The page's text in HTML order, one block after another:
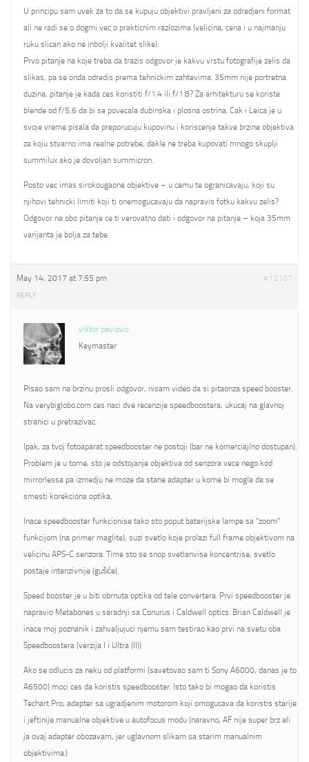
U principu sam uvek za to da se kupuju objektivi pravljeni za odredjeni format
ali ne radi se o dogmi vec o prakticnim razlozima (velicina, cena i u najmanju
ruku slican ako ne inbolji kvalitet slike).
Prvo pitanje na koje treba da trazis odgovor je kakvu vrstu fotografije zelis da
slikas, pa se onda odredis prema tehnickim zahtevima. 35mm nije portretna
duzina, pitanje je kada ces koristiti f/1.4 ili f/1.8? Za arhitekturu se koriste
blende od f/5,6 da bi se povecala dubinska i plosna ostrina. Cak i Leica je u
svoje vreme pisala da preporucuju kupovinu i koriscenje takve brzine objektiva
za koju stvarno ima realne potrebe, dakle ne treba kupovati mnogo skuplji
summilux ako je dovoljan summicron.
Posto vec imas sirokougaone objektive – u cemu te ogranicavaju, koji su
njihovi tehnicki limiti koji ti onemogucavaju da napravis fotku kakvu zelis?
Odgovor na obo pitanje ce ti verovatno dati i odgovor na pitanje – koja 35mm
varijanta je bolja za tebe.
May 14, 2017 at 7:55 pm #12107
REPLY
viktor pavlovic
Keymaster
Pisao sam na brzinu prosli odgovor, nisam video da si pitaonza speed booster.
Na verybiglobo.com ces naci dve recenzije speedboostera, ukucaj na glavnoj
stranici u pretrazivac.
Ipak, za tvoj fotoaparat speedbooster ne postoji (bar ne komerciajlno dostupan).
Problem je u tome, sto je odstojanje objektiva od senzora vece nego kod
mirrorlessa pa izmedju ne moze da stane adapter u kome bi mogla da se
smesti korekciona optika.
Inace speedbooster funkcionise tako sto poput baterijske lampe sa “zoom”
funkcijom (na primer maglite), suzi svetlo koje prolazi full frame objektivom na
velicinu APS-C senzora. Time sto se snop svetlanvise koncentrise, svetlo
postaje intenzivnije (gušće).
Speed booster je u biti obrnuta optika od tele convertera. Prvi speedbooster je
napravio Metabones u saradnji sa Conurus i Caldwell optics. Brian Caldwell je
inace moj poznanik i zahvaljujuci njemu sam testirao kao prvi na svetu oba
Speedboostera (verzija I i Ultra (II))
Ako se odlucis za neku od platformi (savetovao sam ti Sony A6000, danas je to
A6500) moci ces da koristis speedbooster. Isto tako bi mogao da koristis
Techart Pro, adapter sa ugradjenim motorom koji omogucava da koristis starije
i jeftinije manualne objektive u autofocus modu (naravno, AF nije super brz ali
ja ovaj adapter obozavam, jer uglavnom slikam sa starim manualnim
objektivima.)